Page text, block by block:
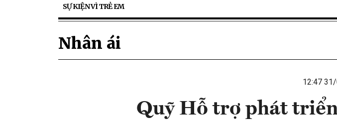
SỰ KIỆN VÌ TRẺ EM
Nhân ái
12:47
Quỹ Hỗ trợ phát